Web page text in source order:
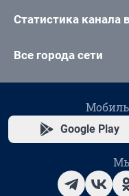
Статистика канала
Все города сети
Google Play